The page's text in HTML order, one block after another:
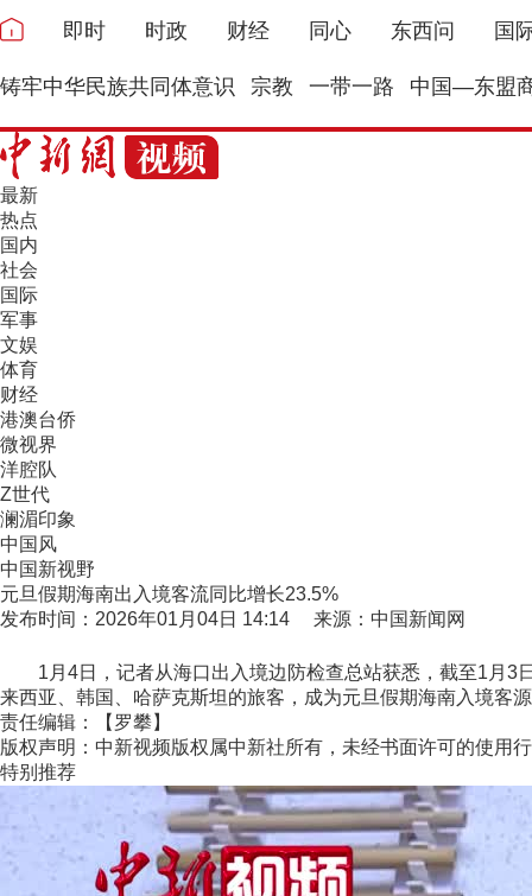
即时 时政 财经 同心 东西问 国
铸牢中华民族共同体意识 宗教 一带一路 中国—东盟
最新
热点
国内
社会
国际
军事
文娱
体育
财经
港澳台侨
微视界
洋腔队
Z世代
澜湄印象
中国风
中国新视野
元旦假期海南出入境客流同比增长23.5%
发布时间：2026年01月04日 14:14 来源：中国新闻网
1月4日，记者从海口出入境边防检查总站获悉，截至1月3
来西亚、韩国、哈萨克斯坦的旅客，成为元旦假期海南入境客
责任编辑：【罗攀】
版权声明：中新视频版权属中新社所有，未经书面许可的使用
特别推荐